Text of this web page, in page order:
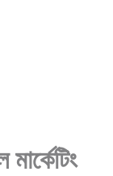
মার্কেটিং